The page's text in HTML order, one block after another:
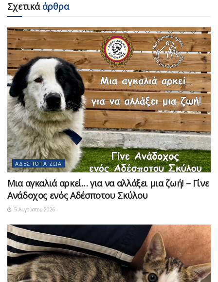
Σχετικάάρθρα
ΑΔΈΣΠΟΤΑ ΖΏΑ
Μια αγκαλιά αρκεί… για να αλλάξει μια ζωή! – Γίνε
Ανάδοχος ενός Αδέσποτου Σκύλου
5 Αυγούστου 2026